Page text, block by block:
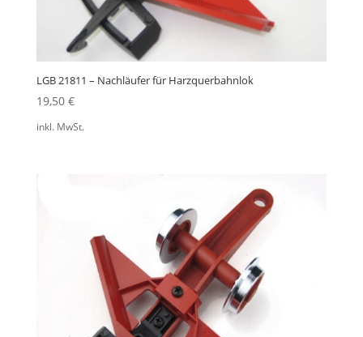
LGB 21811 – Nachläufer für Harzquerbahnlok
19,50 €
inkl. MwSt.